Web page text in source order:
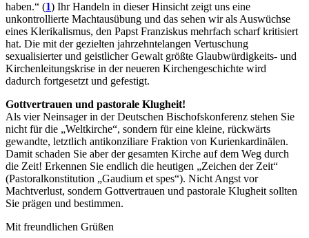
haben.“ (1) Ihr Handeln in dieser Hinsicht zeigt uns eine
unkontrollierte Machtausübung und das sehen wir als Auswüchse
eines Klerikalismus, den Papst Franziskus mehrfach scharf kritisiert
hat. Die mit der gezielten jahrzehntelangen Vertuschung
sexualisierter und geistlicher Gewalt größte Glaubwürdigkeits- und
Kirchenleitungskrise in der neueren Kirchengeschichte wird
dadurch fortgesetzt und gefestigt.
Gottvertrauen und pastorale Klugheit!
Als vier Neinsager in der Deutschen Bischofskonferenz stehen Sie
nicht für die „Weltkirche“, sondern für eine kleine, rückwärts
gewandte, letztlich antikonziliare Fraktion von Kurienkardinälen.
Damit schaden Sie aber der gesamten Kirche auf dem Weg durch
die Zeit! Erkennen Sie endlich die heutigen „Zeichen der Zeit“
(Pastoralkonstitution „Gaudium et spes“). Nicht Angst vor
Machtverlust, sondern Gottvertrauen und pastorale Klugheit sollten
Sie prägen und bestimmen.
Mit freundlichen Grüßen